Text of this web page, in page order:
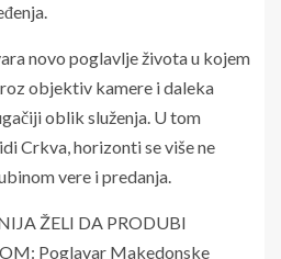
novo poglavlje života u kojem
objektiv kamere i daleka
oblik služenja. U tom
Crkva, horizonti se više ne
vere i predanja.